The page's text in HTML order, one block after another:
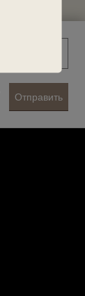
Отправить